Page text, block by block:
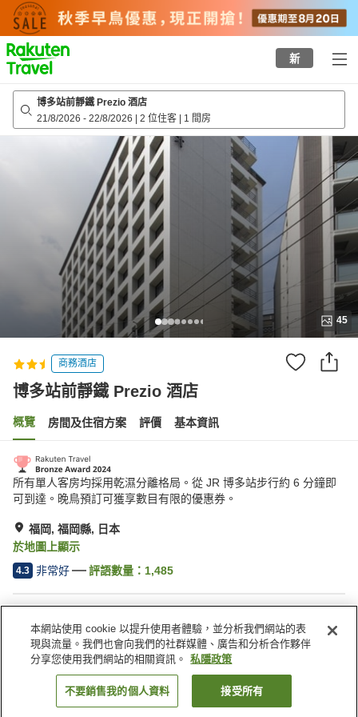
to
top
page
新
博多站前靜鐵 Prezio 酒店
21/8/2026 - 22/8/2026 | 2 位住客 | 1 間房
45
商務酒店
博多站前靜鐵 Prezio 酒店
概覽 房間及住宿方案 評價 基本資訊
所有單人客房均採用乾濕分離格局。從 JR 博多站步行約 6 分鐘即
可到達。晚鳥預訂可獲享數目有限的優惠券。
福岡, 福岡縣, 日本
於地圖上顯示
4.3 非常好 評語數量： 1,485
停車場
水療/美容院
自動販賣機
收費洗衣房
日本 福岡縣 福岡 博多站前靜鐵 Prezio 酒店
找客房
本網站使用 cookie 以提升使用者體驗，並分析我們網站的表
現與流量。我們也會向我們的社群媒體、廣告和分析合作夥伴
分享您使用我們網站的相關資訊。
私隱政策
不要銷售我的個人資料 接受所有